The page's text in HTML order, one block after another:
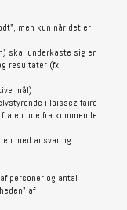
men kun når det er
skal underkaste sig en
resultater (fx
mål)
i laissez faire
en ude fra kommende
med ansvar og
personer og antal
af